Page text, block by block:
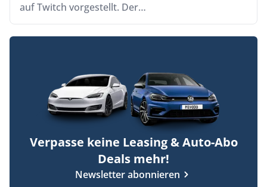
auf Twitch vorgestellt. Der…
Verpasse keine Leasing & Auto-Abo
Deals mehr!
Newsletter abonnieren